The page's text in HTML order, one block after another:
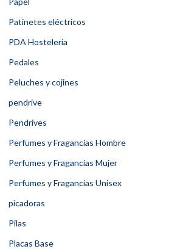
Patinetes eléctricos
PDA Hostelería
Pedales
Peluches y cojines
pendrive
Pendrives
Perfumes y Fragancias Hombre
Perfumes y Fragancias Mujer
Perfumes y Fragancias Unisex
picadoras
Pilas
Placas Base